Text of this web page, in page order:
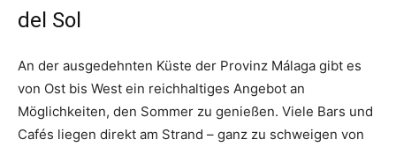
del Sol
An der ausgedehnten Küste der Provinz Málaga gibt es
von Ost bis West ein reichhaltiges Angebot an
Möglichkeiten, den Sommer zu genießen. Viele Bars und
Cafés liegen direkt am Strand – ganz zu schweigen von